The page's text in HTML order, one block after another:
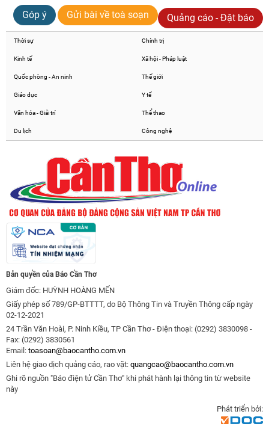
Góp ý
Gửi bài về toà soạn Quảng cáo - Đặt báo
Thời sự Chính trị
Kinh tế Xã hội - Pháp luật
Quốc phòng - An ninh Thế giới
Giáo dục Y tế
Văn hóa - Giải trí Thể thao
Du lịch Công nghệ
Bản quyền của Báo Cần Thơ
Giám đốc: HUỲNH HOÀNG MẾN
Giấy phép số 789/GP-BTTTT, do Bộ Thông Tin và Truyền Thông cấp ngày
02-12-2021
24 Trần Văn Hoài, P. Ninh Kiều, TP Cần Thơ - Điện thoại: (0292) 3830098 -
Fax: (0292) 3830561
Email: toasoan@baocantho.com.vn
Liên hệ giao dịch quảng cáo, rao vặt: quangcao@baocantho.com.vn
Ghi rõ nguồn "Báo điện tử Cần Thơ" khi phát hành lại thông tin từ website
này
Phát triển bởi: